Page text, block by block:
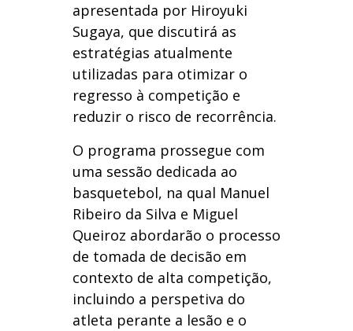
apresentada por Hiroyuki
Sugaya, que discutirá as
estratégias atualmente
utilizadas para otimizar o
regresso à competição e
reduzir o risco de recorrência.
O programa prossegue com
uma sessão dedicada ao
basquetebol, na qual Manuel
Ribeiro da Silva e Miguel
Queiroz abordarão o processo
de tomada de decisão em
contexto de alta competição,
incluindo a perspetiva do
atleta perante a lesão e o